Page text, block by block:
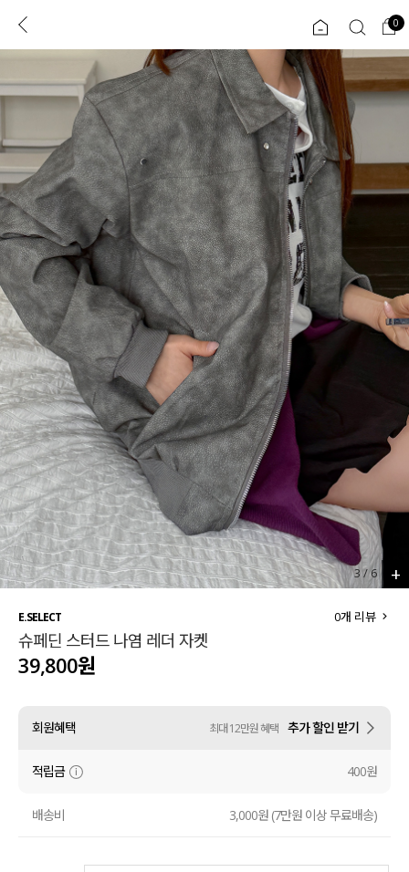
로그인 0
ENG
TW
JP
콘텐츠 리뷰 & 혜택 플러스핏 회원혜택
CATEGORY COMMUNITY
도착보장⚡
인플루언서 pick!
신상 5%
베스트
MADE
세트할인 ~30%
하객룩
살안타템
110사이즈
티셔츠
셔츠
원피스
니트
ALL
익스클루시브
아우터
티셔츠
니트
블라우스
원피스
팬츠
스커트
0
3/6 +
E.SELECT
슈페딘 스터드 나염 레더 자켓
0개 리뷰
39,800원
회원혜택 최대 12만원 혜택 추가 할인 받기
적립금 400원
배송비 3,000원 (7만원 이상 무료배송)